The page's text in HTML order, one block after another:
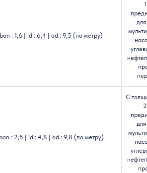
: 1,6 | id : 6,4 | od.: 9,5 (по метру)
: 2,5 | id : 4,8 | od.: 9,8 (по метру)
С